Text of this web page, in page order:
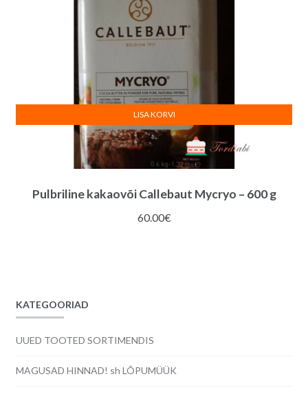
Pulbriline kakaovõi Callebaut Mycryo – 600 g
60.00€
LISA KORVI
KATEGOORIAD
UUED TOOTED SORTIMENDIS
MAGUSAD HINNAD! sh LÕPUMÜÜK